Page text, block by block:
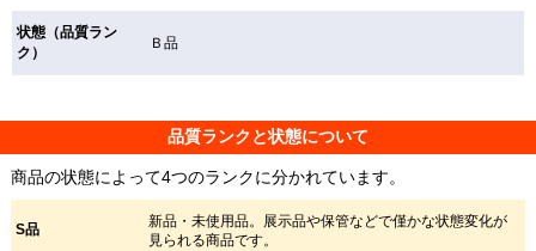
状態（品質ラン
ク）
Ｂ品
品質ランクと状態について
商品の状態によって4つのランクに分かれています。
S品
新品・未使用品。展示品や保管などで僅かな状態変化が
見られる商品です。